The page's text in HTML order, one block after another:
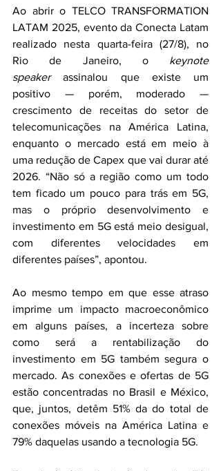
Ao abrir o TELCO TRANSFORMATION
LATAM 2025, evento da Conecta Latam
realizado nesta quarta-feira (27/8), no
Rio de Janeiro, o keynote
speaker assinalou que existe um
positivo — porém, moderado —
crescimento de receitas do setor de
telecomunicações na América Latina,
enquanto o mercado está em meio à
uma redução de Capex que vai durar até
2026. “Não só a região como um todo
tem ficado um pouco para trás em 5G,
mas o próprio desenvolvimento e
investimento em 5G está meio desigual,
com diferentes velocidades em
diferentes países”, apontou.
Ao mesmo tempo em que esse atraso
imprime um impacto macroeconômico
em alguns países, a incerteza sobre
como será a rentabilização do
investimento em 5G também segura o
mercado. As conexões e ofertas de 5G
estão concentradas no Brasil e México,
que, juntos, detêm 51% da do total de
conexões móveis na América Latina e
79% daquelas usando a tecnologia 5G.